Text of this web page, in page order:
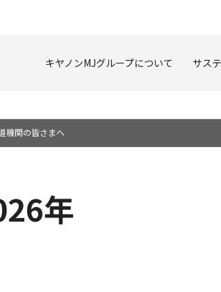
キヤノンMJグループについて サス
機関の皆さまへ
年